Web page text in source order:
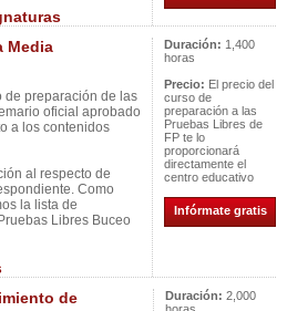
Media
de preparación de las
oficial aprobado
a los contenidos
al respecto de
Como
la lista de
Libres Buceo
Duración: 1,400
horas
Precio: El precio del
curso de
preparación a las
Pruebas Libres de
FP te lo
proporcionará
directamente el
centro educativo
Infórmate gratis
de
Duración: 2,000